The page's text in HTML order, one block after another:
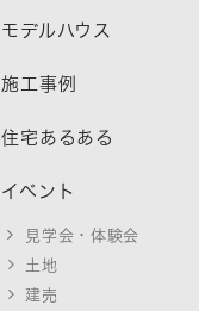
モデルハウス
施工事例
住宅あるある
イベント
見学会・体験会
土地
建売